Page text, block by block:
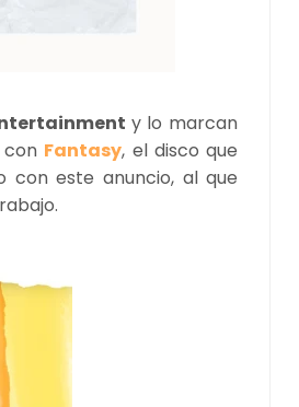
y lo marcan
Fantasy, el disco que
con este anuncio, al que